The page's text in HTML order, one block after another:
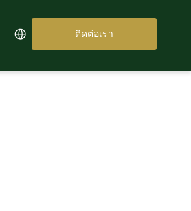
ติดต่อเรา